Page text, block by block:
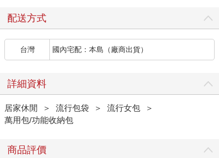
配送方式
台灣 國內宅配：本島（廠商出貨）
詳細資料
居家休閒 ＞ 流行包袋 ＞ 流行女包
＞
萬用包/功能收納包
商品評價